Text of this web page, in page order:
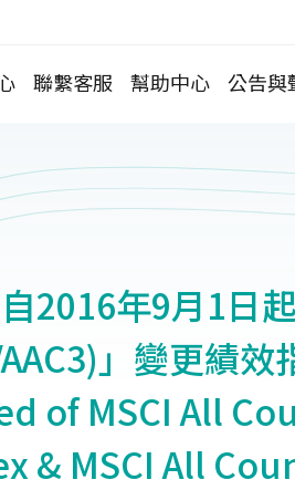
聯繫客服 幫助中心 公告與
2016年9月1日
」變更績
of MSCI All
& MSCI All